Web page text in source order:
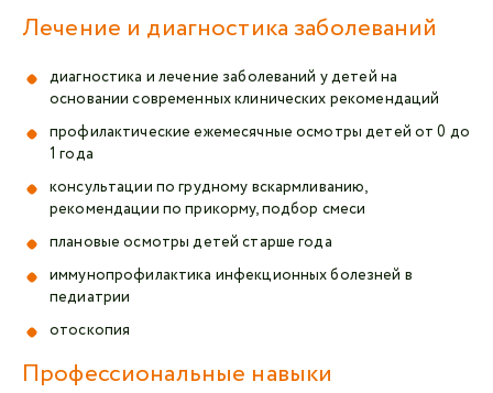
Лечение и диагностика заболеваний
диагностика и лечение заболеваний у детей на
основании современных клинических рекомендаций
профилактические ежемесячные осмотры детей от 0 до
1 года
консультации по грудному вскармливанию,
рекомендации по прикорму, подбор смеси
плановые осмотры детей старше года
иммунопрофилактика инфекционных болезней в
педиатрии
отоскопия
Профессиональные навыки
я даю согласие на
обработку персональных данных СМК «Медгард»